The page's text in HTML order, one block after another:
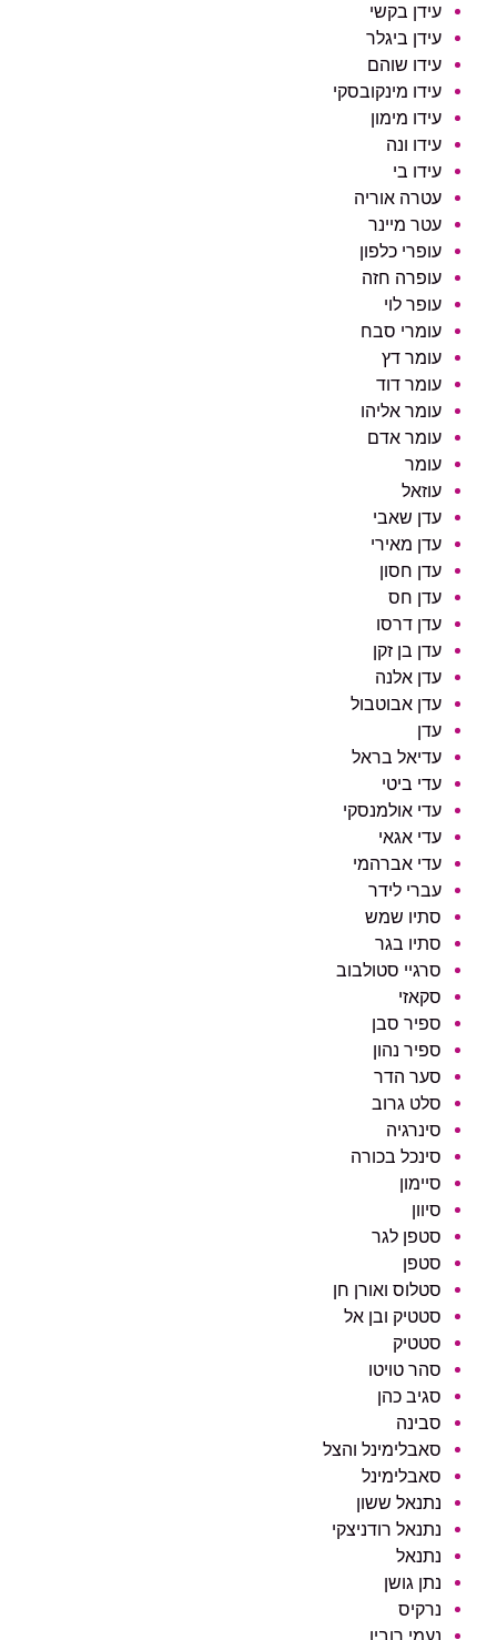
עידן בקשי
עידן ביגלר
עידו שוהם
עידו מינקובסקי
עידו מימון
עידו ונה
עידו בי
עטרה אוריה
עטר מיינר
עופרי כלפון
עופרה חזה
עופר לוי
עומרי סבח
עומר דץ
עומר דוד
עומר אליהו
עומר אדם
עומר
עוזאל
עדן שאבי
עדן מאירי
עדן חסון
עדן חס
עדן דרסו
עדן בן זקן
עדן אלנה
עדן אבוטבול
עדן
עדיאל בראל
עדי ביטי
עדי אולמנסקי
עדי אגאי
עדי אברהמי
עברי לידר
סתיו שמש
סתיו בגר
סרגיי סטולבוב
סקאזי
ספיר סבן
ספיר נהון
סער הדר
סלט גרוב
סינרגיה
סינכל בכורה
סיימון
סיוון
סטפן לגר
סטפן
סטלוס ואורן חן
סטטיק ובן אל
סטטיק
סהר טויטו
סגיב כהן
סבינה
סאבלימינל והצל
סאבלימינל
נתנאל ששון
נתנאל רודניצקי
נתנאל
נתן גושן
נרקיס